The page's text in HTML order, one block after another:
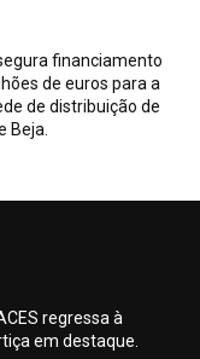
financiamento
de euros para a
de distribuição de
Beja.
regressa à
em destaque.